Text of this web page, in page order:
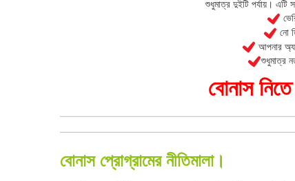
শুধুমাত্র দুইটি পর্যায়। এটি
নো
আপনার
শুধুমাত্র
বোনাস
বোনাস প্রোগ্রামের নীতিমালা।